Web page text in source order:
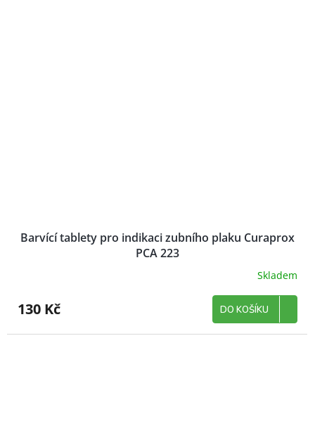
Barvící tablety pro indikaci zubního plaku Curaprox
PCA 223
Skladem
130 Kč DO KOŠÍKU